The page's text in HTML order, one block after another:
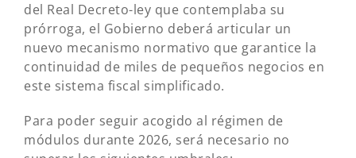
del Real Decreto-ley que contemplaba su
prórroga, el Gobierno deberá articular un
nuevo mecanismo normativo que garantice la
continuidad de miles de pequeños negocios en
este sistema fiscal simplificado.
Para poder seguir acogido al régimen de
módulos durante 2026, será necesario no